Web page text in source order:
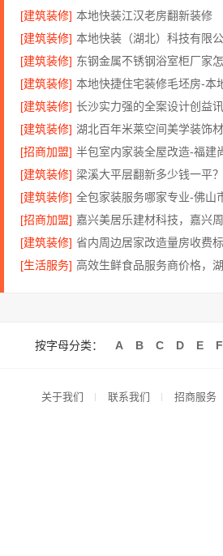
[建筑装修] 本地快装江汉老房翻新装修
[建筑装修]
[建筑装修]
[建筑装修]
[建筑装修]
[建筑装修]
[招商加盟]
[建筑装修]
[建筑装修]
[招商加盟]
[建筑装修]
[生活服务]
按字母分类： A B C D E F
关于我们 联系我们 招商服务